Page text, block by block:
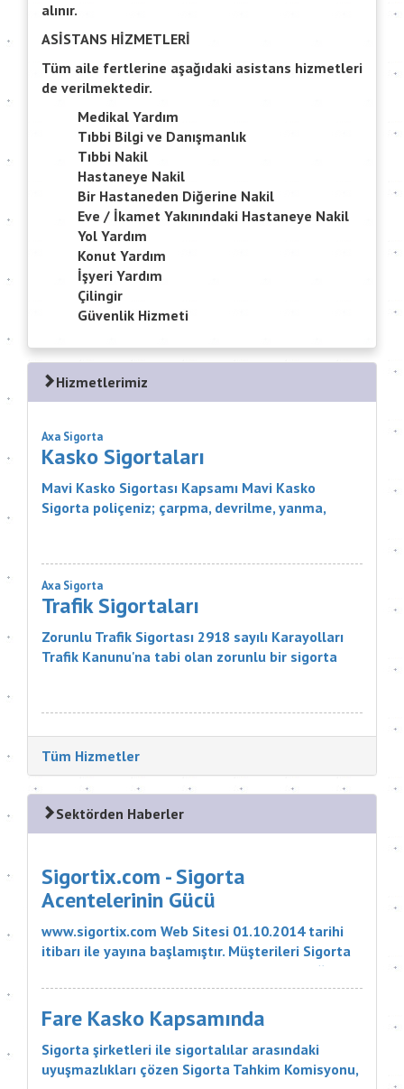
alınır.
ASİSTANS HİZMETLERİ
Tüm aile fertlerine aşağıdaki asistans hizmetleri
de verilmektedir.
Medikal Yardım
Tıbbi Bilgi ve Danışmanlık
Tıbbi Nakil
Hastaneye Nakil
Bir Hastaneden Diğerine Nakil
Eve / İkamet Yakınındaki Hastaneye Nakil
Yol Yardım
Konut Yardım
İşyeri Yardım
Çilingir
Güvenlik Hizmeti
Hizmetlerimiz
Axa Sigorta
Kasko Sigortaları
Mavi Kasko Sigortası Kapsamı Mavi Kasko
Sigorta poliçeniz; çarpma, devrilme, yanma,
Axa Sigorta
Trafik Sigortaları
Zorunlu Trafik Sigortası 2918 sayılı Karayolları
Trafik Kanunu'na tabi olan zorunlu bir sigorta
Tüm Hizmetler
Sektörden Haberler
Sigortix.com - Sigorta
Acentelerinin Gücü
www.sigortix.com Web Sitesi 01.10.2014 tarihi
itibarı ile yayına başlamıştır. Müşterileri Sigorta
Acentelerini neden tercih etmeleri gerektiği
konusunda bilgilendiren ve Sitedeki Üye Sigorta
Acentelerine müşteri yö...
Fare Kasko Kapsamında
Sigorta şirketleri ile sigortalılar arasındaki
uyuşmazlıkları çözen Sigorta Tahkim Komisyonu,